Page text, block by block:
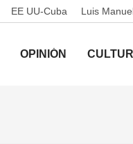
EE UU-Cuba Luis
OPINIÓN